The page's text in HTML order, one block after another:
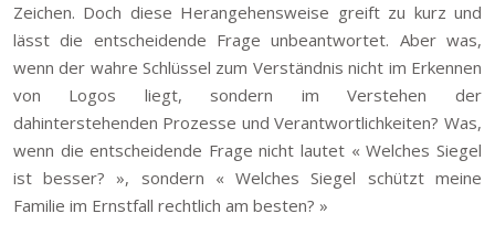
Zeichen. Doch diese Herangehensweise greift zu kurz und
lässt die entscheidende Frage unbeantwortet. Aber was,
wenn der wahre Schlüssel zum Verständnis nicht im Erkennen
von Logos liegt, sondern im Verstehen der
dahinterstehenden Prozesse und Verantwortlichkeiten? Was,
wenn die entscheidende Frage nicht lautet « Welches Siegel
ist besser? », sondern « Welches Siegel schützt meine
Familie im Ernstfall rechtlich am besten? »